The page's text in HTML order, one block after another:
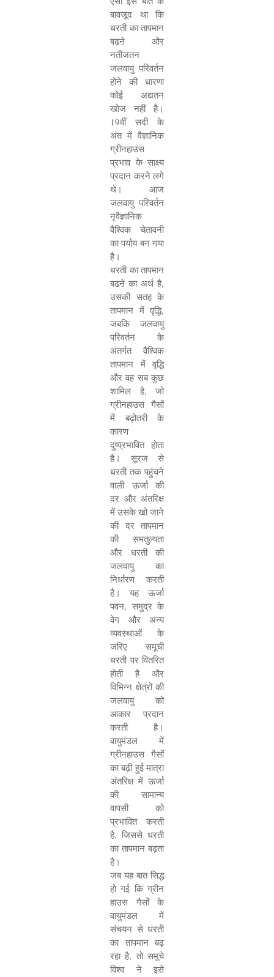
बावजूद था कि
धरती का तापमान
बढऩे और
नतीजतन
जलवायु परिवर्तन
होने की धारणा
कोई अद्यतन
खोज नहीं है।
19वीं सदी के
अंत में वैज्ञानिक
ग्रीनहाउस
प्रभाव के साक्ष्य
प्रदान करने लगे
थे। आज
जलवायु परिवर्तन
नृवैज्ञानिक
वैश्विक चेतावनी
का पर्याय बन गया
है।
धरती का तापमान
बढऩे का अर्थ है,
उसकी सतह के
तापमान में वृद्धि,
जबकि जलवायु
परिवर्तन के
अंतर्गत वैश्विक
तापमान में वृद्धि
और वह सब कुछ
शामिल है, जो
ग्रीनहाउस गैसों
में बढ़ोतरी के
कारण
दुष्प्रभावित होता
है। सूरज से
धरती तक पहुंचने
वाली ऊर्जा की
दर और अंतरिक्ष
में उसके खो जाने
की दर तापमान
की समतुल्यता
और धरती की
जलवायु का
निर्धारण करती
है। यह ऊर्जा
पवन, समुद्र के
वेग और अन्य
व्यवस्थाओं के
जरिए समूची
धरती पर वितरित
होती है और
विभिन्न क्षेत्रों की
जलवायु को
आकार प्रदान
करती है।
वायुमंडल में
ग्रीनहाउस गैसों
का बढ़ी हुई मात्रा
अंतरिक्ष में ऊर्जा
की सामान्य
वापसी को
प्रभावित करती
है, जिससे धरती
का तापमान बढ़ता
है।
जब यह बात सिद्ध
हो गई कि ग्रीन
हाउस गैसों के
वायुमंडल में
संचयन से धरती
का तापमान बढ़
रहा है, तो समूचे
विश्व ने इसे